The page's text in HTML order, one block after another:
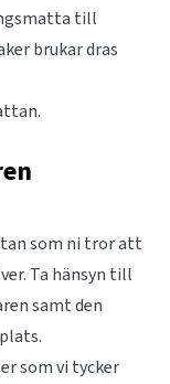
till
brukar dras
.
som ni tror att
Ta hänsyn till
samt den
som vi tycker